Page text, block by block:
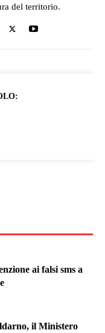
del territorio.
ai falsi sms a
il Ministero